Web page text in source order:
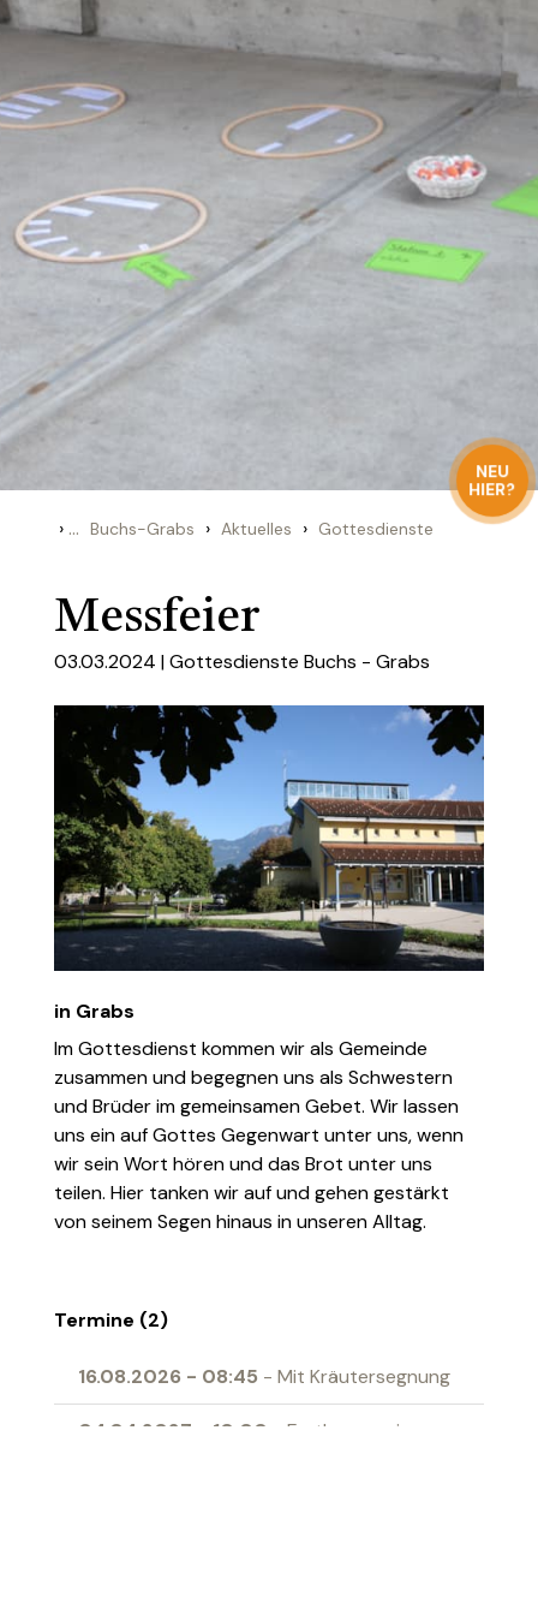
NEU
HIER?
› ... Buchs-Grabs › Aktuelles › Gottesdienste
Messfeier
03.03.2024 |Gottesdienste Buchs - Grabs
in Grabs
Im Gottesdienst kommen wir als Gemeinde
zusammen und begegnen uns als Schwestern
und Brüder im gemeinsamen Gebet. Wir lassen
uns ein auf Gottes Gegenwart unter uns, wenn
wir sein Wort hören und das Brot unter uns
teilen. Hier tanken wir auf und gehen gestärkt
von seinem Segen hinaus in unseren Alltag.
Termine (2)
16.08.2026 - 08:45 - Mit Kräutersegnung
04.04.2027 10:00 - Erstkommunion